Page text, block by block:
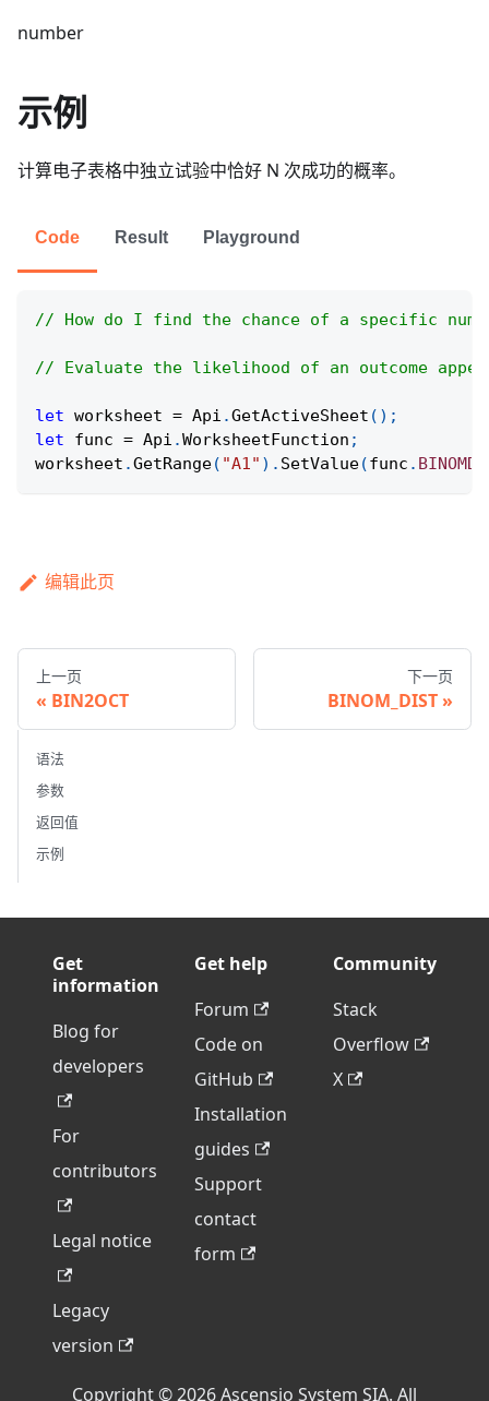
number
示例
计算电子表格中独立试验中恰好 N 次成功的概率。
Code Result Playground
// How do I find the chance of a specific
// Evaluate the likelihood of an outcome
let worksheet = Api .GetActiveSheet ( ) ;
let func = Api .WorksheetFunction ;
worksheet .GetRange( "A1" ) . SetValue(func .
编辑此页
上一页
BIN2OCT
下一页
BINOM_DIST
语法
参数
返回值
示例
Get
information
Blog for
developers
For
contributors
Legal notice
Legacy
version
Get help
Forum
Code on
GitHub
Installation
guides
Support
contact
form
Community
Stack
Overflow
X
Copyright © 2026 Ascensio System SIA. All